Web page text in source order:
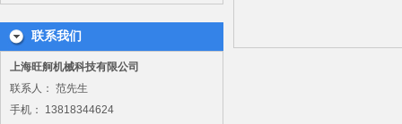
联系我们
上海旺舸机械科技有限公司
联系人： 范先生
手机： 13818344624